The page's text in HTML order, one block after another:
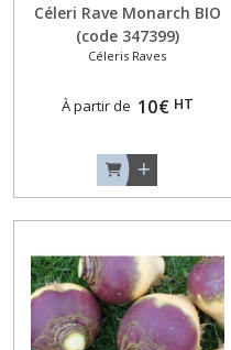
Céleri Rave Monarch BIO
(code 347399)
Céleris Raves
À partir de 10€ HT